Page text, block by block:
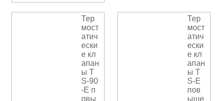
Тер
мост
атич
ески
е кл
апан
ы T
S-90
-E п
овы
Тер
мост
атич
ески
е кл
апан
ы T
S-E
пов
ыше